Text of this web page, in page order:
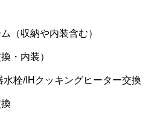
（収納や内装含む）
・内装）
水栓/IHクッキングヒーター交換